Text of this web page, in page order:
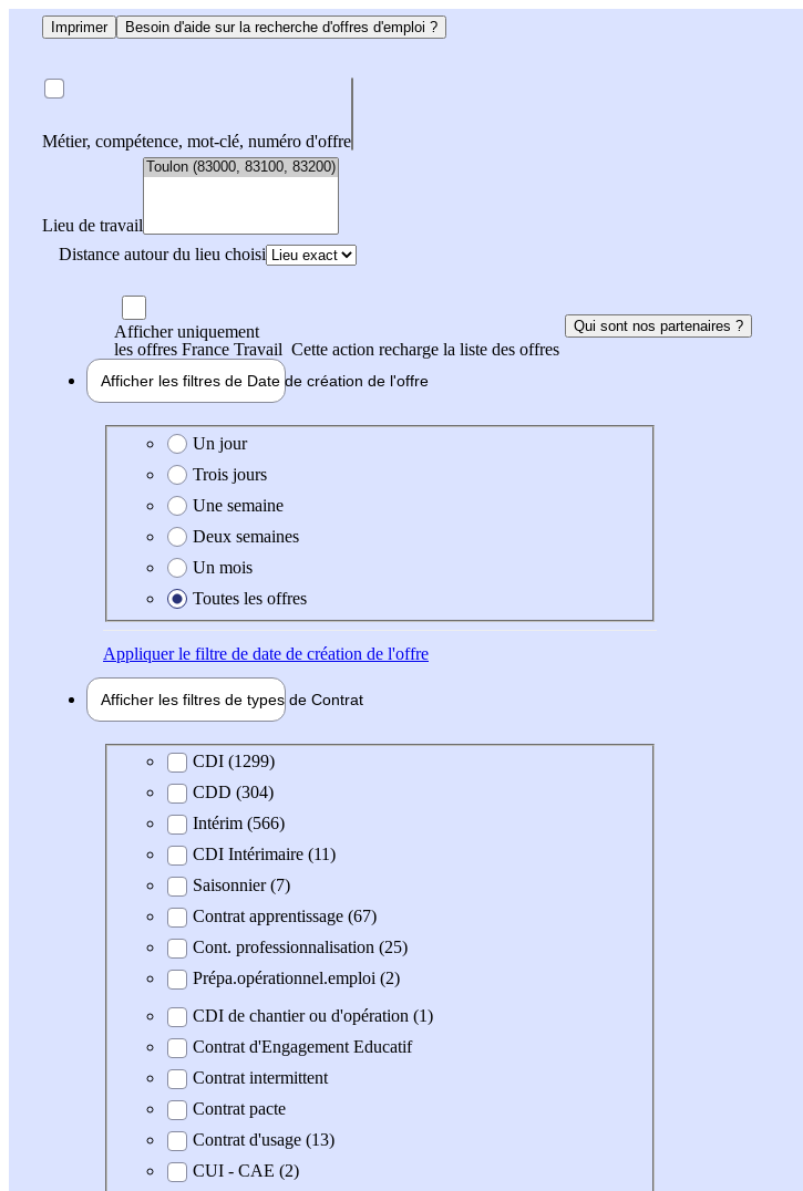
Imprimer Besoin d'aide sur la recherche d'offres d'emploi ?
Métier, compétence, mot-clé, numéro d'offre
Lieu de travail
Distance autour du lieu choisi
Afficher uniquement
les offres France Travail Cette action recharge la liste des offres
Qui sont nos partenaires ?
Afficher les filtres de Date de création de l'offre
Date de création de l'offre
Un jour
Trois jours
Une semaine
Deux semaines
Un mois
Toutes les offres
Appliquerle filtre de date de création de l'offre
Afficher les filtres de types de Contrat
Type de contratCDI (1299)
CDD (304)
Intérim (566)
CDI Intérimaire (11)
Saisonnier (7)
Contrat apprentissage (67)
Cont. professionnalisation (25)
Prépa.opérationnel.emploi (2)
CDI de chantier ou d'opération (1)
Contrat d'Engagement Educatif
Contrat intermittent
Contrat pacte
Contrat d'usage (13)
CUI - CAE (2)